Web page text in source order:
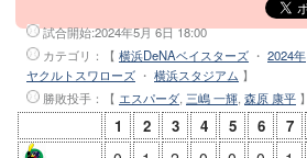
試合開始:2024年5月 6日 18:00
カテゴリ：【 横浜DeNAベイスターズ ・ 2024年
ヤクルトスワローズ ・ 横浜スタジアム 】
勝敗投手 ：【 エスパーダ, 三嶋 一輝, 森原 康平 】
1 2 3 4 5 6 7